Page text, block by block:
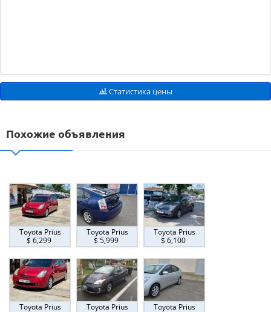
Статистика цены
Похожие объявления
Toyota Prius
$ 6,299
Toyota Prius
$ 5,999
Toyota Prius
$ 6,100
Toyota Prius
Toyota Prius
Toyota Prius